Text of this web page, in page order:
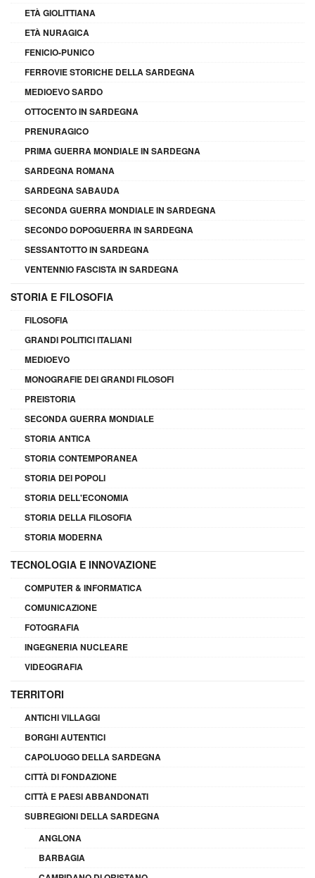
ETÀ GIOLITTIANA
ETÀ NURAGICA
FENICIO-PUNICO
FERROVIE STORICHE DELLA SARDEGNA
MEDIOEVO SARDO
OTTOCENTO IN SARDEGNA
PRENURAGICO
PRIMA GUERRA MONDIALE IN SARDEGNA
SARDEGNA ROMANA
SARDEGNA SABAUDA
SECONDA GUERRA MONDIALE IN SARDEGNA
SECONDO DOPOGUERRA IN SARDEGNA
SESSANTOTTO IN SARDEGNA
VENTENNIO FASCISTA IN SARDEGNA
STORIA E FILOSOFIA
FILOSOFIA
GRANDI POLITICI ITALIANI
MEDIOEVO
MONOGRAFIE DEI GRANDI FILOSOFI
PREISTORIA
SECONDA GUERRA MONDIALE
STORIA ANTICA
STORIA CONTEMPORANEA
STORIA DEI POPOLI
STORIA DELL'ECONOMIA
STORIA DELLA FILOSOFIA
STORIA MODERNA
TECNOLOGIA E INNOVAZIONE
COMPUTER & INFORMATICA
COMUNICAZIONE
FOTOGRAFIA
INGEGNERIA NUCLEARE
VIDEOGRAFIA
TERRITORI
ANTICHI VILLAGGI
BORGHI AUTENTICI
CAPOLUOGO DELLA SARDEGNA
CITTÀ DI FONDAZIONE
CITTÀ E PAESI ABBANDONATI
SUBREGIONI DELLA SARDEGNA
ANGLONA
BARBAGIA